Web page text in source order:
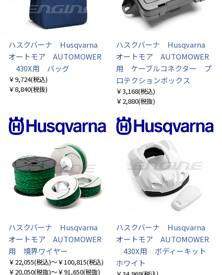
ハスクバーナ Husqvarna
オートモア AUTOMOWER
430X用 バッグ
￥9,724(税込)
￥8,840(税抜)
ハスクバーナ Husqvarna
オートモア AUTOMOWER
用 ケーブルコネクター プ
ロテクションボックス
￥3,168(税込)
￥2,880(税抜)
ハスクバーナ Husqvarna
オートモア AUTOMOWER
用 境界ワイヤー
￥22,055(税込)～￥100,815(税込)
￥20,050(税抜)～￥91,650(税抜)
ハスクバーナ Husqvarna
オートモア AUTOMOWER
430X用 ボディーキット
ホワイト